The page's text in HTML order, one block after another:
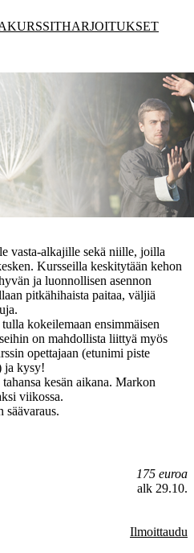
KURSSITHARJOITUKSET
JATKOKURSSIT
LEIRIT JA SEMINAARIT
OPETUSOHJELMA
vasta-alkajille sekä niille, joilla
Kursseilla keskitytään kehon
ja luonnollisen asennon
pitkähihaista paitaa, väljiä
kokeilemaan ensimmäisen
on mahdollista liittyä myös
opettajaan (etunimi piste
ja kysy!
kesän aikana. Markon
viikossa.
175 euroa
alk 29.10.
Ilmoittaudu